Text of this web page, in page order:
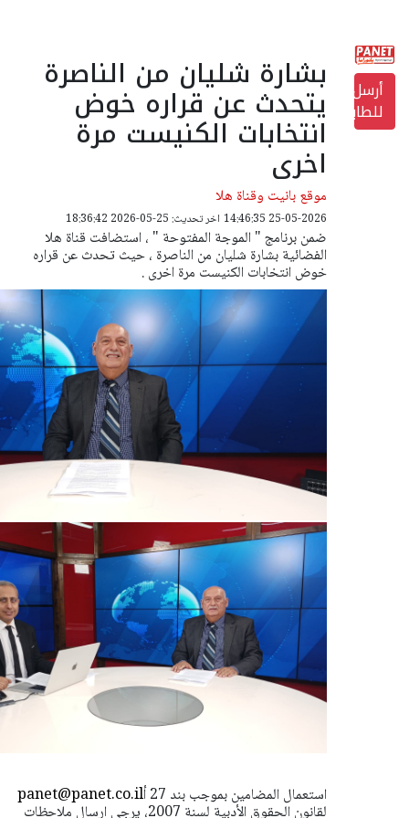
أرسل
للطابعة
بشارة شليان من الناصرة
يتحدث عن قراره خوض
انتخابات الكنيست مرة
اخرى
موقع بانيت وقناة هلا
25-05-2026 14:46:35 اخر تحديث: 25-05-2026 18:36:42
ضمن برنامج " الموجة المفتوحة " ، استضافت قناة هلا
الفضائية بشارة شليان من الناصرة ، حيث تحدث عن قراره
خوض انتخابات الكنيست مرة اخرى .
panet@panet.co.ilاستعمال المضامين بموجب بند 27 أ